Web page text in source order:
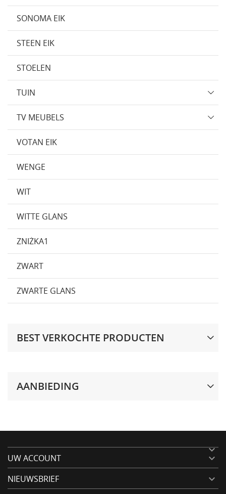
SONOMA EIK
STEEN EIK
STOELEN
TUIN
TV MEUBELS
VOTAN EIK
WENGE
WIT
WITTE GLANS
ZNIŻKA1
ZWART
ZWARTE GLANS
BEST VERKOCHTE PRODUCTEN
AANBIEDING

UW ACCOUNT 
NIEUWSBRIEF 